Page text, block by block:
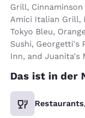
Grill,
Amici Italian Grill,
Tokyo Bleu,
Sushi, Georgetti's
Inn, and Juanita's
Das ist in der